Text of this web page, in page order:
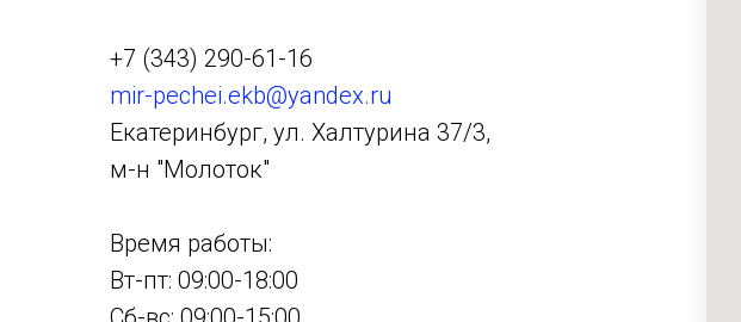
+7 (343) 290-61-16
mir-pechei.ekb@yandex.ru
Екатеринбург, ул. Халтурина 37/3,
м-н "Молоток"
Время работы:
Вт-пт: 09:00-18:00